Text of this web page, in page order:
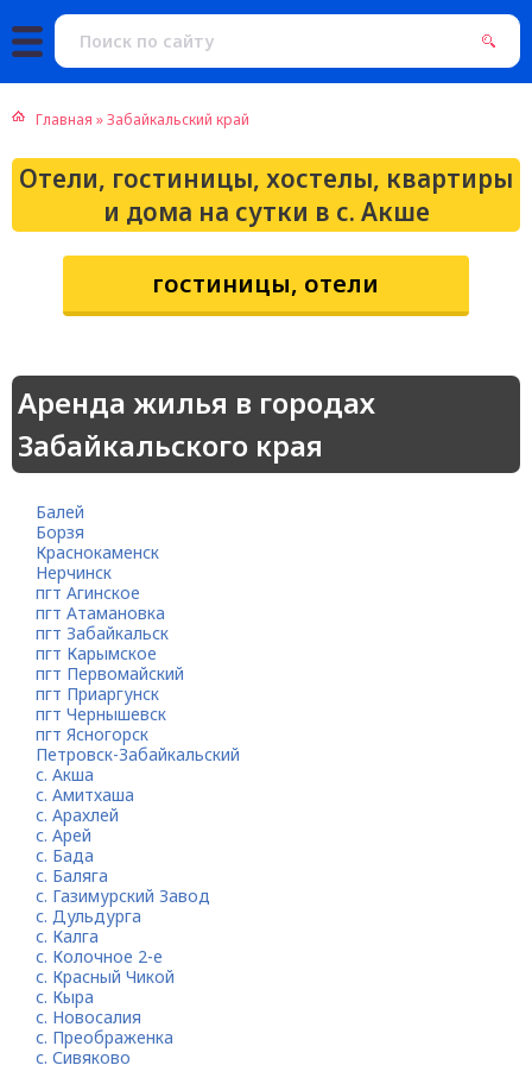
Главная »Забайкальский край
Отели, гостиницы, хостелы, квартиры
и дома на сутки в с. Акше
гостиницы, отели
Аренда жилья в городах
Забайкальского края
Балей
Борзя
Краснокаменск
Нерчинск
пгт Агинское
пгт Атамановка
пгт Забайкальск
пгт Карымское
пгт Первомайский
пгт Приаргунск
пгт Чернышевск
пгт Ясногорск
Петровск-Забайкальский
с. Акша
с. Амитхаша
с. Арахлей
с. Арей
с. Бада
с. Баляга
с. Газимурский Завод
с. Дульдурга
с. Калга
с. Колочное 2-е
с. Красный Чикой
с. Кыра
с. Новосалия
с. Преображенка
с. Сивяково